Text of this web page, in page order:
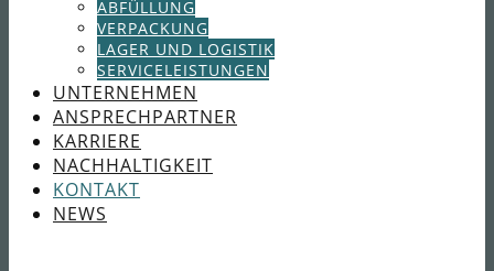
ABFÜLLUNG
VERPACKUNG
LAGER UND LOGISTIK
SERVICELEISTUNGEN
UNTERNEHMEN
ANSPRECHPARTNER
KARRIERE
NACHHALTIGKEIT
KONTAKT
NEWS